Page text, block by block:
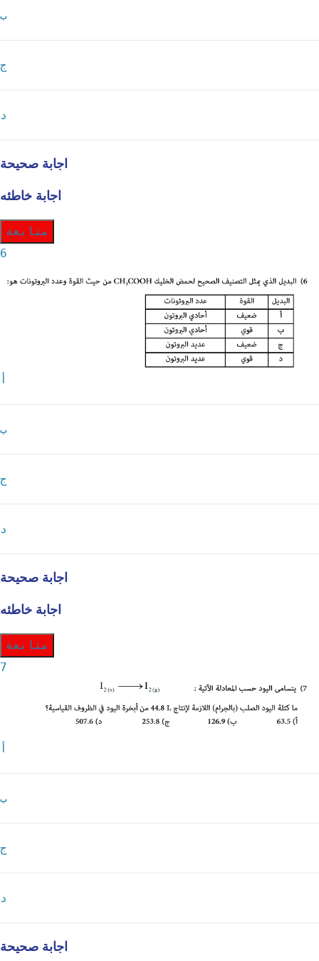
ب
ج
د
اجابة صحيحة
اجابة خاطئه
متابعة
6
أ
ب
ج
د
اجابة صحيحة
اجابة خاطئه
متابعة
7
أ
ب
ج
د
اجابة صحيحة